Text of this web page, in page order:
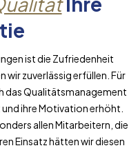
ist die Zufriedenheit
wir zuverlässig erfüllen. Für
das Qualitätsmanagement
ihre Motivation erhöht.
allen Mitarbeitern, die
Einsatz hätten wir diesen